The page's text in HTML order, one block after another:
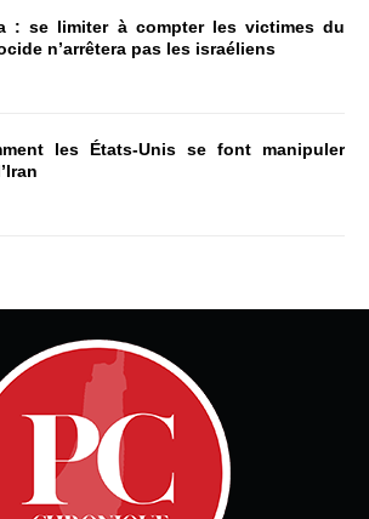
: se limiter à compter les victimes du
n’arrêtera pas les israéliens
les États-Unis se font manipuler